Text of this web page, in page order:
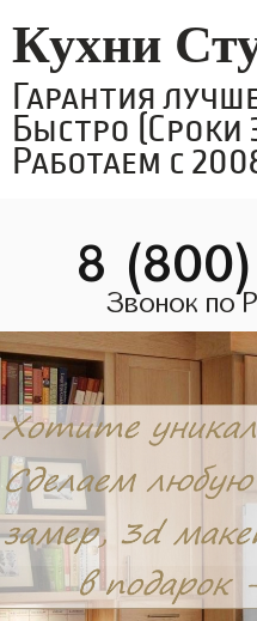
Кухни
Гарантия
Быстро (Сроки
Работаем с
8
Звонок по